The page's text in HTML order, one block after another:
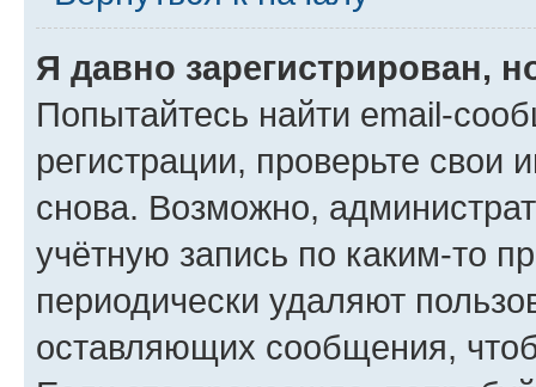
Я давно зарегистрирован,
Попытайтесь найти email-
регистрации, проверьте свои
снова. Возможно,
учётную запись по каким-то
периодически удаляют
оставляющих сообщения,